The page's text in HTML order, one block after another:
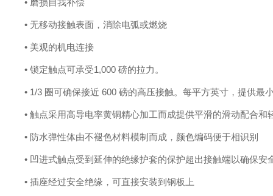
• 无移动接触表面，消除电弧或燃烧
• 美观的机电连接
• 锁定触点可承受1,000 磅的拉力。
• 1/3 圈可确保接近 600 磅的高压接触。 每平方英寸，提供最
• 触点采用高导电率黄铜精心加工而成提供平滑的滑动配合和
• 防水弹性体由不褪色材料模制而成，颜色编码便于相识别
• 凹进式触点受到延伸的绝缘护套的保护超出接触端以确保安
• 插座经过安全绝缘，可直接安装到钢板上